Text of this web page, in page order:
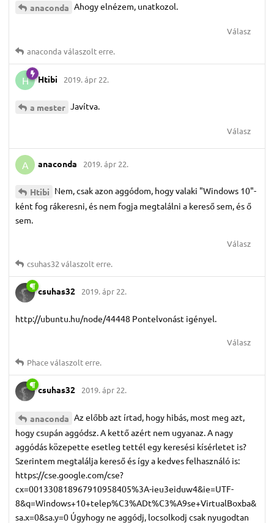
anaconda Ahogy elnézem, unatkozol.
Válasz
anaconda válaszolt erre.
H Htibi 2019. ápr 22.
a mester Javítva.
Válasz
A anaconda 2019. ápr 22.
Htibi Nem, csak azon aggódom, hogy valaki "Windows 10"-
ként fog rákeresni, és nem fogja megtalálni a kereső sem, és ő
sem.
Válasz
csuhas32 válaszolt erre.
csuhas32 2019. ápr 22.
http://ubuntu.hu/node/44448 Pontelvonást igényel.
Válasz
Phaceválaszolt erre.
csuhas32 2019. ápr 22.
anaconda Az előbb azt írtad, hogy hibás, most meg azt,
hogy csupán aggódsz. A kettő azért nem ugyanaz. A nagy
aggódás közepette esetleg tettél egy keresési kísérletet is?
Szerintem megtalálja kereső és így a kedves felhasználó is:
https://cse.google.com/cse?
cx=001330818967910958405%3A-ieu3eiduw4&ie=UTF-
8&q=Windows+10+telep%C3%ADt%C3%A9se+VirtualBoxba&
sa.x=0&sa.y=0 Úgyhogy ne aggódj, locsolkodj csak nyugodtan